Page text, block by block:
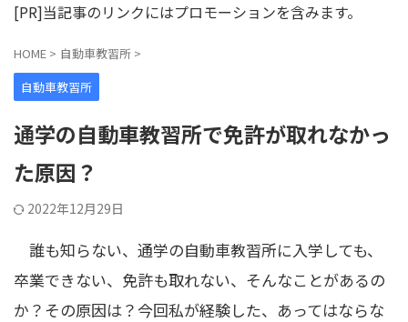
[PR]当記事のリンクにはプロモーションを含みます。
HOME > 自動車教習所 >
自動車教習所
通学の自動車教習所で免許が取れなかっ
た原因？
2022年12月29日
誰も知らない、通学の自動車教習所に入学しても、
卒業できない、免許も取れない、そんなことがあるの
か？その原因は？今回私が経験した、あってはならな